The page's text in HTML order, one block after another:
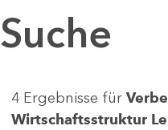
Suche
4 Ergebnisse für
Wirtschaftsstruktur